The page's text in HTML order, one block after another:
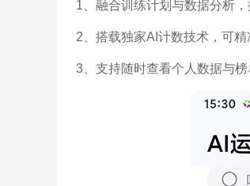
1、融合训练计划与数据分析
2、搭载独家AI计数技术，可
3、支持随时查看个人数据与